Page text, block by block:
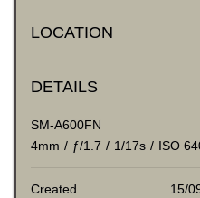
LOCATION
DETAILS
SM-A600FN
4mm / ƒ/1.7 / 1/17s / ISO
Created
15/